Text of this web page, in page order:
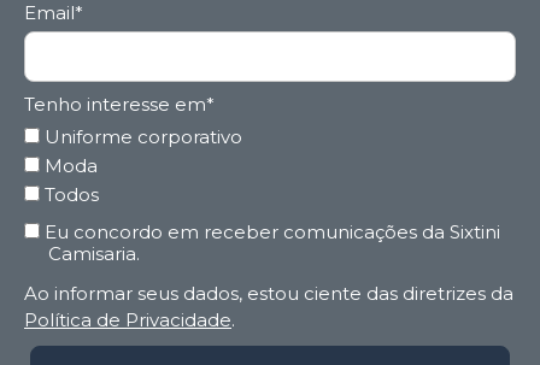
Email*
Tenho interesse em*
Uniforme corporativo
Moda
Todos
Eu concordo em receber comunicações da Sixtini
Camisaria.
Ao informar seus dados, estou ciente das diretrizes da
Política de Privacidade.